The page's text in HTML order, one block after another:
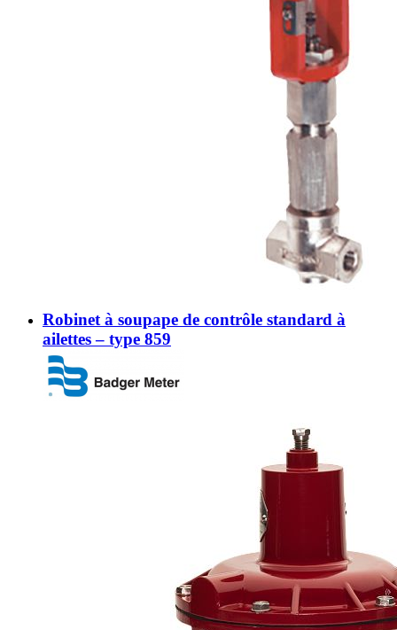
Robinet à soupape de contrôle standard à
ailettes – type 859